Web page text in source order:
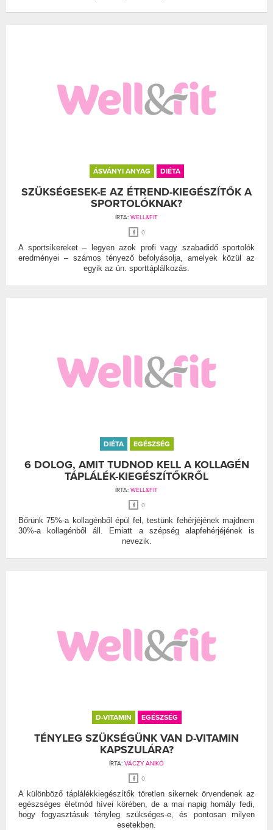
ÁSVÁNYI ANYAG DIÉTA
SZÜKSÉGESEK-E AZ ÉTREND-KIEGÉSZÍTŐK A
SPORTOLÓKNAK?
ÍRTA: WELL&FIT
0
A sportsikereket – legyen azok profi vagy szabadidő sportolók
eredményei – számos tényező befolyásolja, amelyek közül az
egyik az ún. sporttáplálkozás.
DIÉTA EGÉSZSÉG
6 DOLOG, AMIT TUDNOD KELL A KOLLAGÉN
TÁPLÁLÉK-KIEGÉSZÍTŐKRŐL
ÍRTA: WELL&FIT
0
Bőrünk 75%-a kollagénből épül fel, testünk fehérjéjének majdnem
30%-a kollagénből áll. Emiatt a szépség alapfehérjéjének is
nevezik.
D-VITAMIN EGÉSZSÉG
TÉNYLEG SZÜKSÉGÜNK VAN D-VITAMIN
KAPSZULÁRA?
ÍRTA: VÁCZY ANIKÓ
0
A különböző táplálékkiegészítők töretlen sikernek örvendenek az
egészséges életmód hívei körében, de a mai napig homály fedi,
hogy fogyasztásuk tényleg szükséges-e, és pontosan milyen
esetekben.